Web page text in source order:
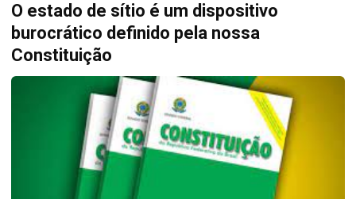
O estado de sítio é um dispositivo
burocrático definido pela nossa
Constituição